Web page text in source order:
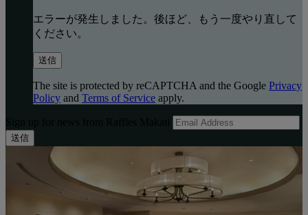
エラーが発生しました。後ほど、もう一度やり直して
ください。
送信
The site is protected by reCAPTCHA and the Google Privacy
Policy and Terms of Service apply.
送信